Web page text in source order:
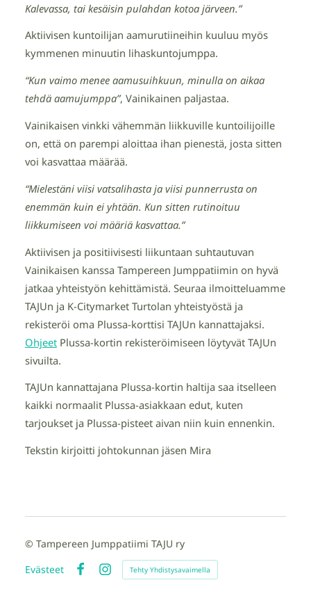
Kalevassa, tai kesäisin pulahdan kotoa järveen.”
Aktiivisen kuntoilijan aamurutiineihin kuuluu myös
kymmenen minuutin lihaskuntojumppa.
“Kun vaimo menee aamusuihkuun, minulla on aikaa
tehdä aamujumppa”, Vainikainen paljastaa.
Vainikaisen vinkki vähemmän liikkuville kuntoilijoille
on, että on parempi aloittaa ihan pienestä, josta sitten
voi kasvattaa määrää.
“Mielestäni viisi vatsalihasta ja viisi punnerrusta on
enemmän kuin ei yhtään. Kun sitten rutinoituu
liikkumiseen voi määriä kasvattaa.”
Aktiivisen ja positiivisesti liikuntaan suhtautuvan
Vainikaisen kanssa Tampereen Jumppatiimin on hyvä
jatkaa yhteistyön kehittämistä. Seuraa ilmoitteluamme
TAJUn ja K-Citymarket Turtolan yhteistyöstä ja
rekisteröi oma Plussa-korttisi TAJUn kannattajaksi.
OhjeetPlussa-kortin rekisteröimiseen löytyvät TAJUn
sivuilta.
TAJUn kannattajana Plussa-kortin haltija saa itselleen
kaikki normaalit Plussa-asiakkaan edut, kuten
tarjoukset ja Plussa-pisteet aivan niin kuin ennenkin.
Tekstin kirjoitti johtokunnan jäsen Mira
© Tampereen Jumppatiimi TAJU ry
Evästeet
Instagram
Tehty Yhdistysavaimella